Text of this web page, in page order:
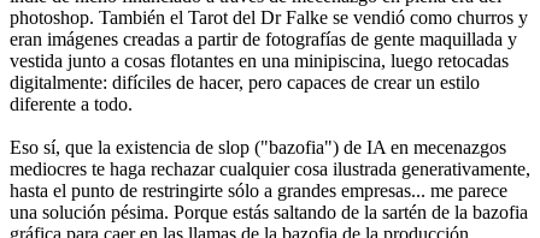
photoshop. También el Tarot del Dr Falke se vendió como churros y
eran imágenes creadas a partir de fotografías de gente maquillada y
vestida junto a cosas flotantes en una minipiscina, luego retocadas
digitalmente: difíciles de hacer, pero capaces de crear un estilo
diferente a todo.
Eso sí, que la existencia de slop ("bazofia") de IA en mecenazgos
mediocres te haga rechazar cualquier cosa ilustrada generativamente,
hasta el punto de restringirte sólo a grandes empresas... me parece
una solución pésima. Porque estás saltando de la sartén de la bazofia
gráfica para caer en las llamas de la bazofia de la producción